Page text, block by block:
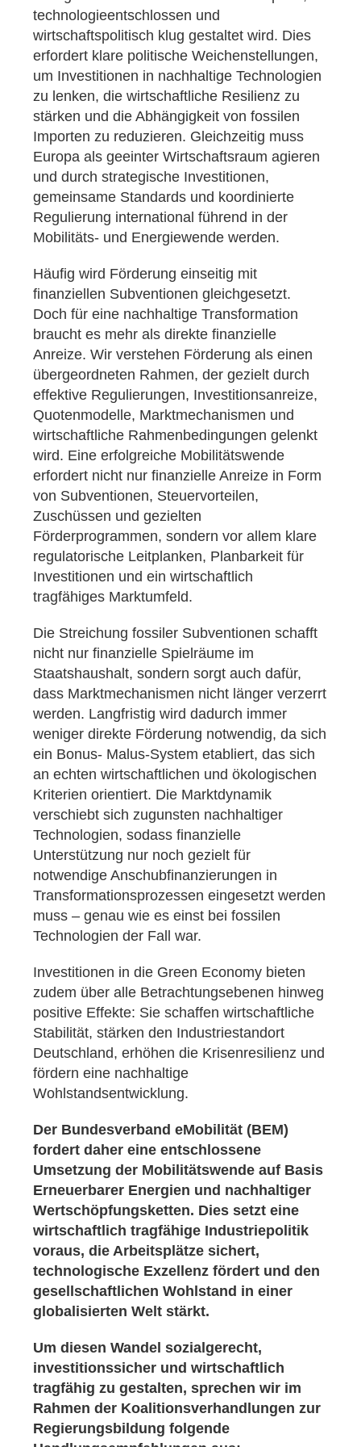
technologieentschlossen und
wirtschaftspolitisch klug gestaltet wird. Dies
erfordert klare politische Weichenstellungen,
um Investitionen in nachhaltige Technologien
zu lenken, die wirtschaftliche Resilienz zu
stärken und die Abhängigkeit von fossilen
Importen zu reduzieren. Gleichzeitig muss
Europa als geeinter Wirtschaftsraum agieren
und durch strategische Investitionen,
gemeinsame Standards und koordinierte
Regulierung international führend in der
Mobilitäts- und Energiewende werden.
Häufig wird Förderung einseitig mit
finanziellen Subventionen gleichgesetzt.
Doch für eine nachhaltige Transformation
braucht es mehr als direkte finanzielle
Anreize. Wir verstehen Förderung als einen
übergeordneten Rahmen, der gezielt durch
effektive Regulierungen, Investitionsanreize,
Quotenmodelle, Marktmechanismen und
wirtschaftliche Rahmenbedingungen gelenkt
wird. Eine erfolgreiche Mobilitätswende
erfordert nicht nur finanzielle Anreize in Form
von Subventionen, Steuervorteilen,
Zuschüssen und gezielten
Förderprogrammen, sondern vor allem klare
regulatorische Leitplanken, Planbarkeit für
Investitionen und ein wirtschaftlich
tragfähiges Marktumfeld.
Die Streichung fossiler Subventionen schafft
nicht nur finanzielle Spielräume im
Staatshaushalt, sondern sorgt auch dafür,
dass Marktmechanismen nicht länger verzerrt
werden. Langfristig wird dadurch immer
weniger direkte Förderung notwendig, da sich
ein Bonus- Malus-System etabliert, das sich
an echten wirtschaftlichen und ökologischen
Kriterien orientiert. Die Marktdynamik
verschiebt sich zugunsten nachhaltiger
Technologien, sodass finanzielle
Unterstützung nur noch gezielt für
notwendige Anschubfinanzierungen in
Transformationsprozessen eingesetzt werden
muss – genau wie es einst bei fossilen
Technologien der Fall war.
Investitionen in die Green Economy bieten
zudem über alle Betrachtungsebenen hinweg
positive Effekte: Sie schaffen wirtschaftliche
Stabilität, stärken den Industriestandort
Deutschland, erhöhen die Krisenresilienz und
fördern eine nachhaltige
Wohlstandsentwicklung.
Der Bundesverband eMobilität (BEM)
fordert daher eine entschlossene
Umsetzung der Mobilitätswende auf Basis
Erneuerbarer Energien und nachhaltiger
Wertschöpfungsketten. Dies setzt eine
wirtschaftlich tragfähige Industriepolitik
voraus, die Arbeitsplätze sichert,
technologische Exzellenz fördert und den
gesellschaftlichen Wohlstand in einer
globalisierten Welt stärkt.
Um diesen Wandel sozialgerecht,
investitionssicher und wirtschaftlich
tragfähig zu gestalten, sprechen wir im
Rahmen der Koalitionsverhandlungen zur
Regierungsbildung folgende